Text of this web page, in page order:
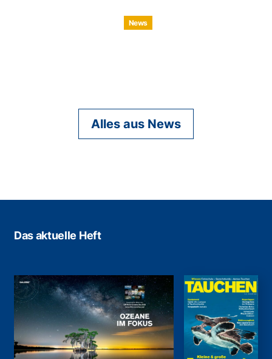
News
Alles aus News
Das aktuelle Heft